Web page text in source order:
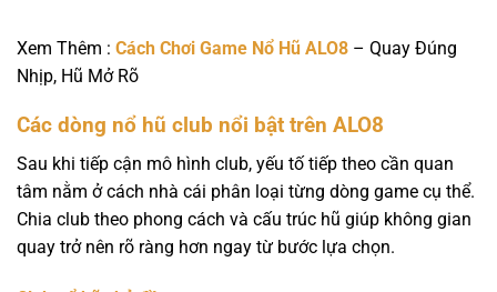
Xem Thêm : Cách Chơi Game Nổ Hũ ALO8 – Quay Đúng
Nhịp, Hũ Mở Rõ
Các dòng nổ hũ club nổi bật trên ALO8
Sau khi tiếp cận mô hình club, yếu tố tiếp theo cần quan
tâm nằm ở cách nhà cái phân loại từng dòng game cụ thể.
Chia club theo phong cách và cấu trúc hũ giúp không gian
quay trở nên rõ ràng hơn ngay từ bước lựa chọn.